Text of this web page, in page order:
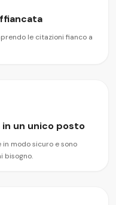
le citazioni fianco a
un unico posto
modo sicuro e sono
bisogno.